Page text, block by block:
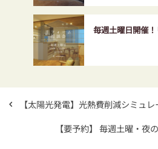
毎週土曜日開催
【太陽光発電】光熱費削減シミュレ
【要予約】 毎週土曜・夜